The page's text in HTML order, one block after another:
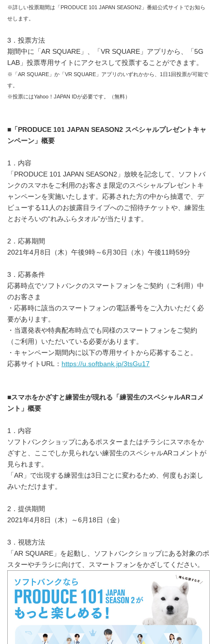
※詳しい投票期間は「PRODUCE 101 JAPAN SEASON2」番組公式サイトでお知ら
せします。
3．投票方法
期間中に「AR SQUARE」、「VR SQUARE」アプリから、「5G
LAB」投票専用サイトにアクセスして投票することができます。
※「AR SQUARE」か「VR SQUARE」アプリのいずれかから、1日1回投票が可能で
す。
※投票にはYahoo！JAPAN IDが必要です。（無料）
■ 「 PRODUCE 101 JAPAN SEASON2 スペシャルプレゼントキャ
ンペーン」概要
1．内容
「PRODUCE 101 JAPAN SEASON2」放映を記念して、ソフトバ
ンクのスマホをご利用のお客さま限定のスペシャルプレゼントキ
ャンペーンを実施いたします。応募された方の中から抽選で、デ
ビューする11人のお披露目ライブへのご招待チケットや、練習生
とおそろいの“れみふらタオル”が当たります。
2．応募期間
2021年4月8日（木）午後9時～6月30日（水）午後11時59分
3．応募条件
応募時点でソフトバンクのスマートフォンをご契約（ご利用）中
のお客さま
・応募時に該当のスマートフォンの電話番号をご入力いただく必
要があります。
・当選発表や特典配布時点でも同様のスマートフォンをご契約
（ご利用）いただいている必要があります。
・キャンペーン期間内に以下の専用サイトから応募すること。
応募サイトURL： https://u.softbank.jp/3tsGu17
■スマホをかざすと練習生が現れる「練習生のスペシャルARコメ
ント」概要
1．内容
ソフトバンクショップにあるポスターまたはチラシにスマホをか
ざすと、ここでしか見られない練習生のスペシャルARコメントが
見られます。
「AR」で出現する練習生は3日ごとに変わるため、何度もお楽し
みいただけます。
2．提供期間
2021年4月8日（木）～6月18日（金）
3．視聴方法
「AR SQUARE」を起動し、ソフトバンクショップにある対象のポ
スターやチラシに向けて、スマートフォンをかざしてください。